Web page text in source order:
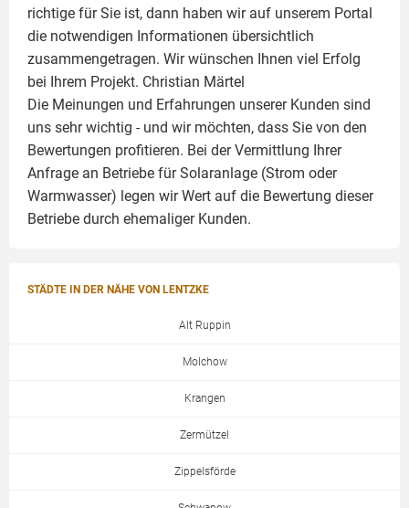
richtige für Sie ist, dann haben wir auf unserem Portal
die notwendigen Informationen übersichtlich
zusammengetragen. Wir wünschen Ihnen viel Erfolg
bei Ihrem Projekt. Christian Märtel
Die Meinungen und Erfahrungen unserer Kunden sind
uns sehr wichtig - und wir möchten, dass Sie von den
Bewertungen profitieren. Bei der Vermittlung Ihrer
Anfrage an Betriebe für Solaranlage (Strom oder
Warmwasser) legen wir Wert auf die Bewertung dieser
Betriebe durch ehemaliger Kunden.
STÄDTE IN DER NÄHE VON LENTZKE
Alt Ruppin
Molchow
Krangen
Zermützel
Zippelsförde